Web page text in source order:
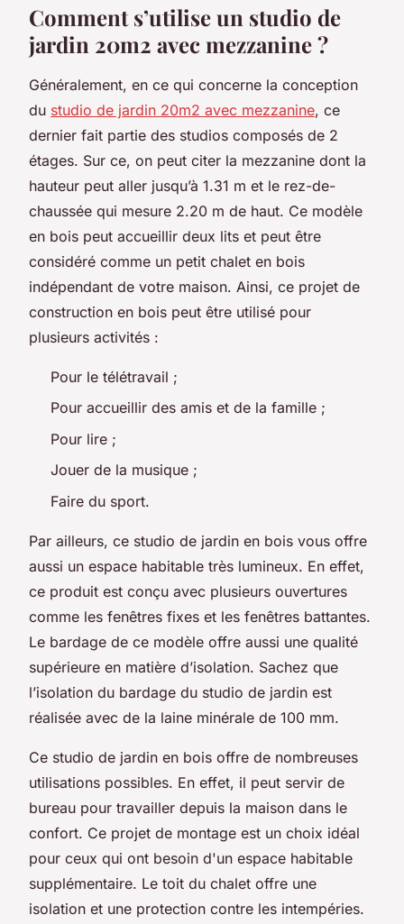
Comment s’utilise un studio de
jardin 20m2 avec mezzanine ?
Généralement, en ce qui concerne la conception
du studio de jardin 20m2 avec mezzanine, ce
dernier fait partie des studios composés de 2
étages. Sur ce, on peut citer la mezzanine dont la
hauteur peut aller jusqu’à 1.31 m et le rez-de-
chaussée qui mesure 2.20 m de haut. Ce modèle
en bois peut accueillir deux lits et peut être
considéré comme un petit chalet en bois
indépendant de votre maison. Ainsi, ce projet de
construction en bois peut être utilisé pour
plusieurs activités :
Pour le télétravail ;
Pour accueillir des amis et de la famille ;
Pour lire ;
Jouer de la musique ;
Faire du sport.
Par ailleurs, ce studio de jardin en bois vous offre
aussi un espace habitable très lumineux. En effet,
ce produit est conçu avec plusieurs ouvertures
comme les fenêtres fixes et les fenêtres battantes.
Le bardage de ce modèle offre aussi une qualité
supérieure en matière d’isolation. Sachez que
l’isolation du bardage du studio de jardin est
réalisée avec de la laine minérale de 100 mm.
Ce studio de jardin en bois offre de nombreuses
utilisations possibles. En effet, il peut servir de
bureau pour travailler depuis la maison dans le
confort. Ce projet de montage est un choix idéal
pour ceux qui ont besoin d'un espace habitable
supplémentaire. Le toit du chalet offre une
isolation et une protection contre les intempéries.